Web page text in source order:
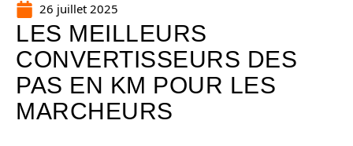
26 juillet 2025
LES MEILLEURS
CONVERTISSEURS DES
PAS EN KM POUR LES
MARCHEURS